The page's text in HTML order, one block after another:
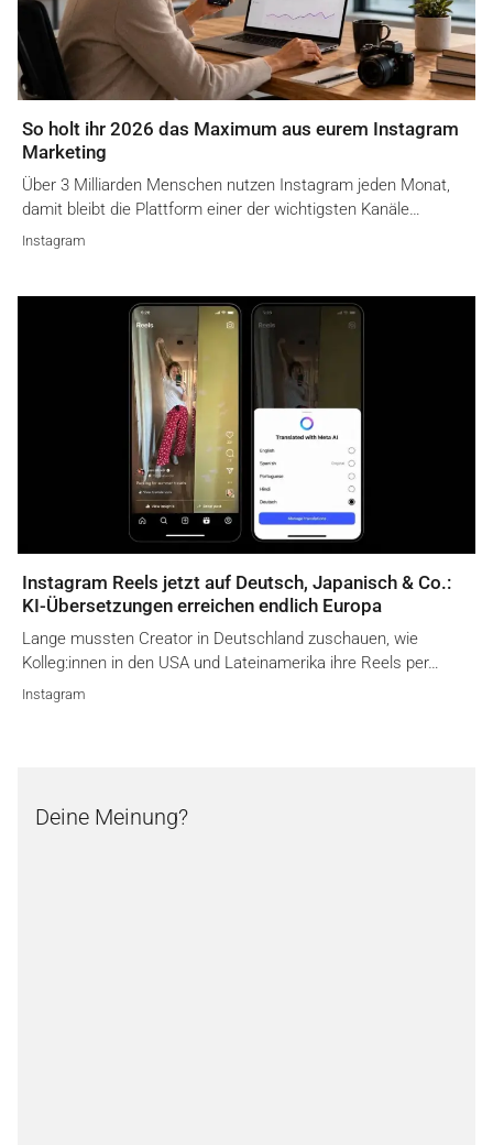
So holt ihr 2026 das Maximum aus eurem Instagram
Marketing
Über 3 Milliarden Menschen nutzen Instagram jeden Monat,
damit bleibt die Plattform einer der wichtigsten Kanäle…
Instagram
Instagram Reels jetzt auf Deutsch, Japanisch & Co.:
KI-Übersetzungen erreichen endlich Europa
Lange mussten Creator in Deutschland zuschauen, wie
Kolleg:innen in den USA und Lateinamerika ihre Reels per…
Instagram
Deine Meinung?